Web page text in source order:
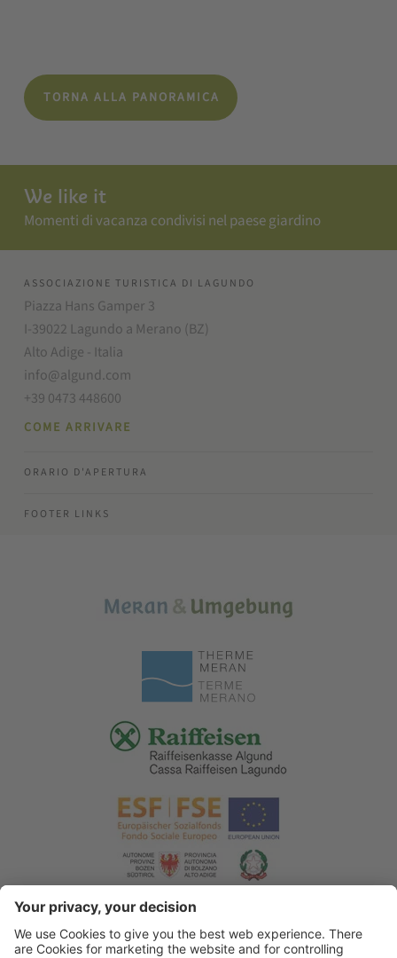
TORNA ALLA PANORAMICA
We like it
Momenti di vacanza condivisi nel paese giardino
ASSOCIAZIONE TURISTICA DI LAGUNDO
Piazza Hans Gamper 3
I-39022 Lagundo a Merano (BZ)
Alto Adige - Italia
info@algund.com
+39 0473 448600
COME ARRIVARE
ORARIO D'APERTURA
FOOTER LINKS